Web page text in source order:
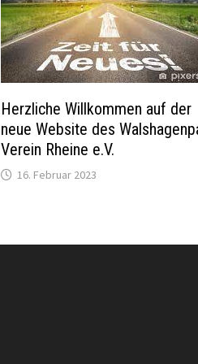
Herzliche Willkommen auf der
neue Website des
Verein Rheine e.V.
16. Februar 2023